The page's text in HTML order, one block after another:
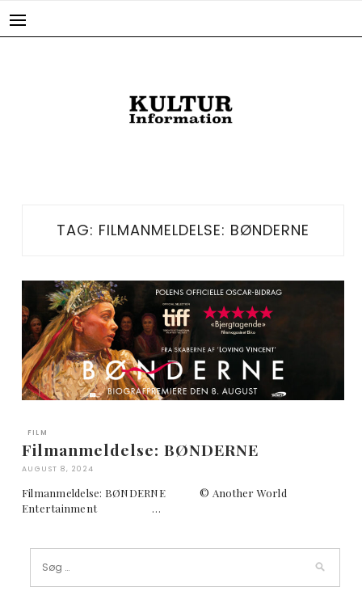
TAG: FILMANMELDELSE: BØNDERNE
FILM
Filmanmeldelse: BØNDERNE
AUGUST 8, 2024
Filmanmeldelse: BØNDERNE © Another World
Entertainment …